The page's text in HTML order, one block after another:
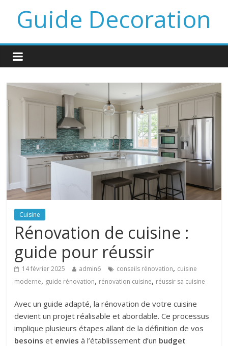
Guide Decoration
Cuisine
Rénovation de cuisine :
guide pour réussir
14 février 2025 admin6 conseils rénovation, cuisine
moderne, guide rénovation, rénovation cuisine, réussir sa cuisine
Avec un guide adapté, la rénovation de votre cuisine
devient un projet réalisable et abordable. Ce processus
implique plusieurs étapes allant de la définition de vos
besoins et envies à l’établissement d’un budget